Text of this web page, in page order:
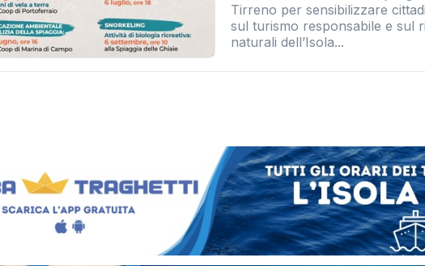
Tirreno per sensibilizzare
sul turismo responsabile e sul
naturali dell’Isola...